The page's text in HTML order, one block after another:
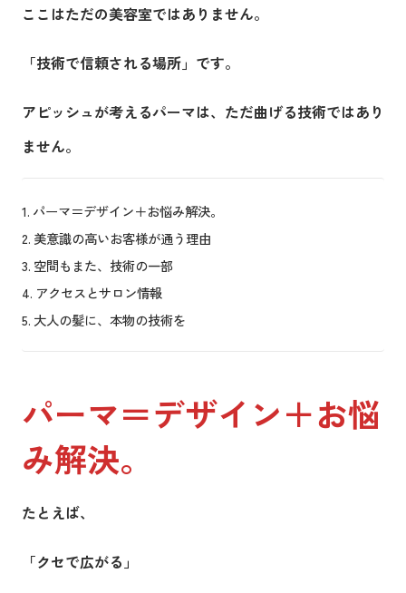
ここはただの美容室ではありません。
「技術で信頼される場所」です。
アピッシュが考えるパーマは、ただ曲げる技術ではあり
ません。
パーマ＝デザイン＋お悩み解決。
美意識の高いお客様が通う理由
空間もまた、技術の一部
アクセスとサロン情報
大人の髪に、本物の技術を
パーマ＝デザイン＋お悩
み解決。
たとえば、
「クセで広がる」